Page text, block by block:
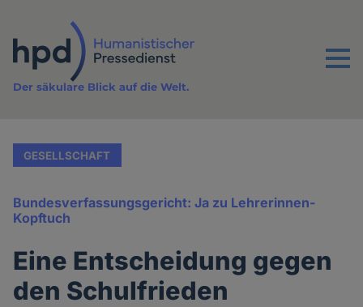
Inhalt
Menu
Der säkulare Blick auf die Welt.
GESELLSCHAFT
Bundesverfassungsgericht: Ja zu Lehrerinnen-
Kopftuch
Eine Entscheidung gegen
den Schulfrieden